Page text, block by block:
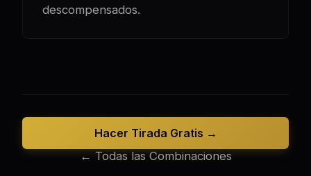
descompensados.
← Todas las Combinaciones
Hacer Tirada Gratis →